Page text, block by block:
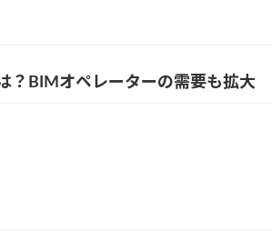
？BIMオペレーターの需要も拡大